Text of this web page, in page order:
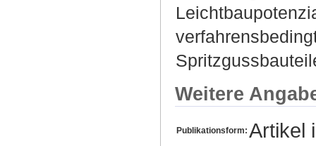
Weitere
Publikationsform: Artikel